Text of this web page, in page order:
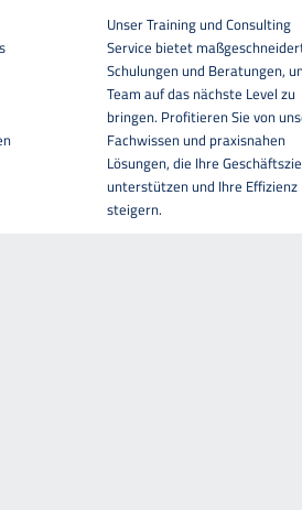
Unser Training und Consulting
Service bietet
Schulungen und Beratungen,
Team auf das nächste Level zu
bringen. Profitieren Sie von
Fachwissen und praxisnahen
Lösungen, die Ihre
unterstützen und Ihre Effizienz
steigern.